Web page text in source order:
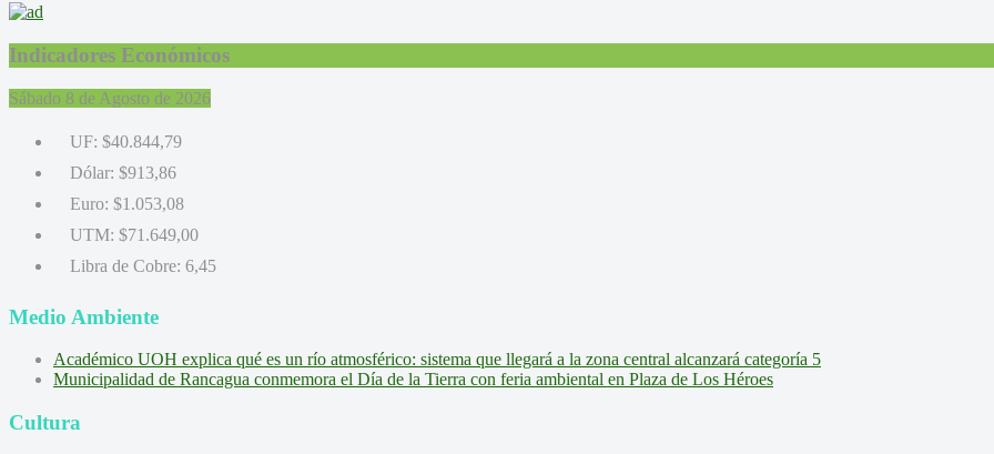
Indicadores Económicos
Sábado 8 de Agosto de 2026
UF: $40.844,79
Dólar: $913,86
Euro: $1.053,08
UTM: $71.649,00
Libra de Cobre: 6,45
Medio Ambiente
Académico UOH explica qué es un río atmosférico: sistema que llegará a la zona central alcanzará categoría 5
Municipalidad de Rancagua conmemora el Día de la Tierra con feria ambiental en Plaza de Los Héroes
Cultura